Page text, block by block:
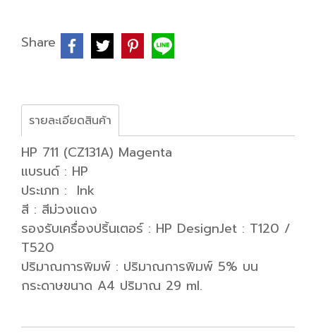
Share
รายละเอียดสินค้า
HP 711 (CZ131A) Magenta
แบรนด์ : HP
ประเภท : Ink
สี : สีม่วงแดง
รองรับเครื่องปริ้นเตอร์ : HP DesignJet : T120 /
T520
ปริมาณการพิมพ์ : ปริมาณการพิมพ์ 5% บน
กระดาษขนาด A4 ปริมาณ 29 ml.